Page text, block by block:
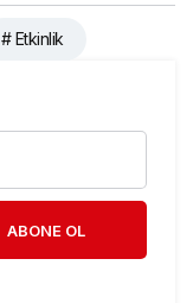
# Etkinlik
ABONE OL